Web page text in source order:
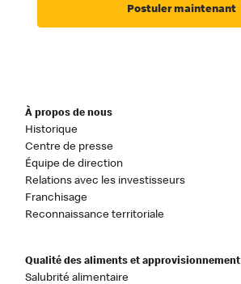
Postuler maintenant
À propos de nous
Historique
Centre de presse
Équipe de direction
Relations avec les investisseurs
Franchisage
Reconnaissance territoriale
Qualité des aliments et approvisionnement
Salubrité alimentaire